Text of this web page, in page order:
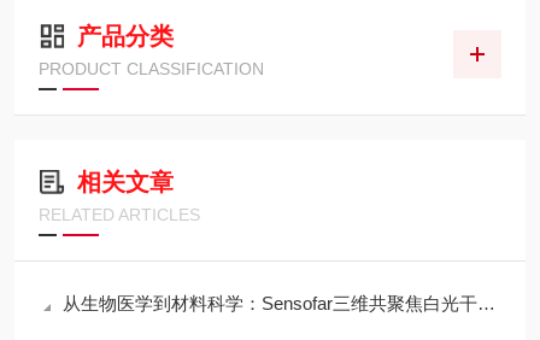
产品分类
PRODUCT CLASSIFICATION
相关文章
RELATED ARTICLES
从生物医学到材料科学：Sensofar三维共聚焦白光干涉仪的跨领域应用传奇